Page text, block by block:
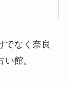
でなく奈良
館。